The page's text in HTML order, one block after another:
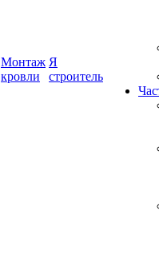
Монтаж
Я